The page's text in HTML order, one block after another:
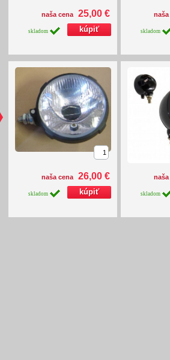
naša cena 25,00 €
skladom
naša
skladom
naša cena 26,00 €
skladom
naša
skladom